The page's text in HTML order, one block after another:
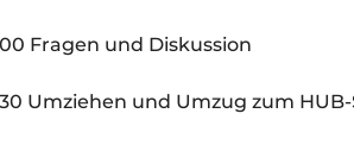
Fragen und Diskussion
Umziehen und Umzug zum